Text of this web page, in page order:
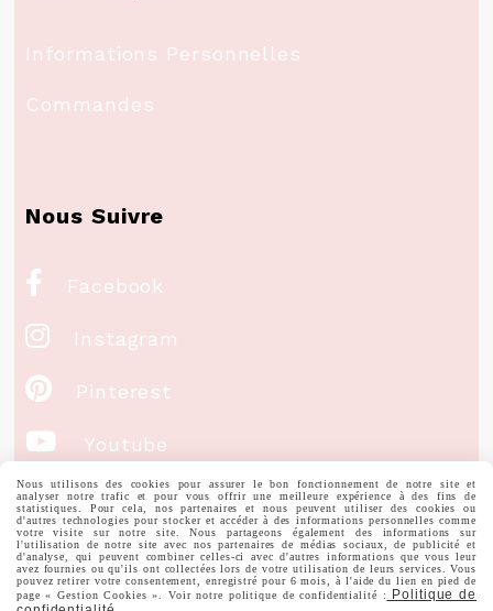
Informations Personnelles
Commandes
Nous Suivre
 Facebook
 Instagram
 Pinterest
 Youtube
Votre Email
Nous utilisons des cookies pour assurer le bon fonctionnement de notre site et
analyser notre trafic et pour vous offrir une meilleure expérience à des fins de
statistiques. Pour cela, nos partenaires et nous peuvent utiliser des cookies ou
d'autres technologies pour stocker et accéder à des informations personnelles comme
votre visite sur notre site. Nous partageons également des informations sur
l'utilisation de notre site avec nos partenaires de médias sociaux, de publicité et
d'analyse, qui peuvent combiner celles-ci avec d'autres informations que vous leur
avez fournies ou qu'ils ont collectées lors de votre utilisation de leurs services. Vous
pouvez retirer votre consentement, enregistré pour 6 mois, à l'aide du lien en pied de
page « Gestion Cookies ». Voir notre politique de confidentialité :
Politique de